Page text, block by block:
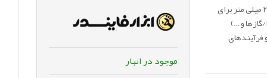
ترمومتر صفحه 10 سانت دلتا کنترل رنج 60 درجه سانتیگراد و طول 200 میلی متر برای
گازها و …)
فرآیندهای
موجود در انبار